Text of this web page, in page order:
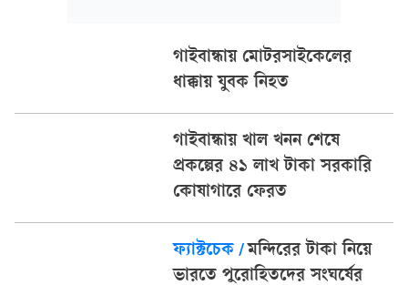
গাইবান্ধায় মোটরসাইকেলের
ধাক্কায় যুবক নিহত
গাইবান্ধায় খাল খনন শেষে
প্রকল্পের ৪১ লাখ টাকা সরকারি
কোষাগারে ফেরত
ফ্যাক্টচেক /মন্দিরের টাকা নিয়ে
ভারতে পুরোহিতদের সংঘর্ষের